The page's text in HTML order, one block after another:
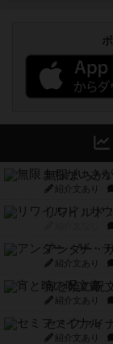
無限まちが
紹介文あり
リワイルド
アンダー・
紹介文あり
宵と暁の呪
紹介文あり
セミファイ
紹介文あり